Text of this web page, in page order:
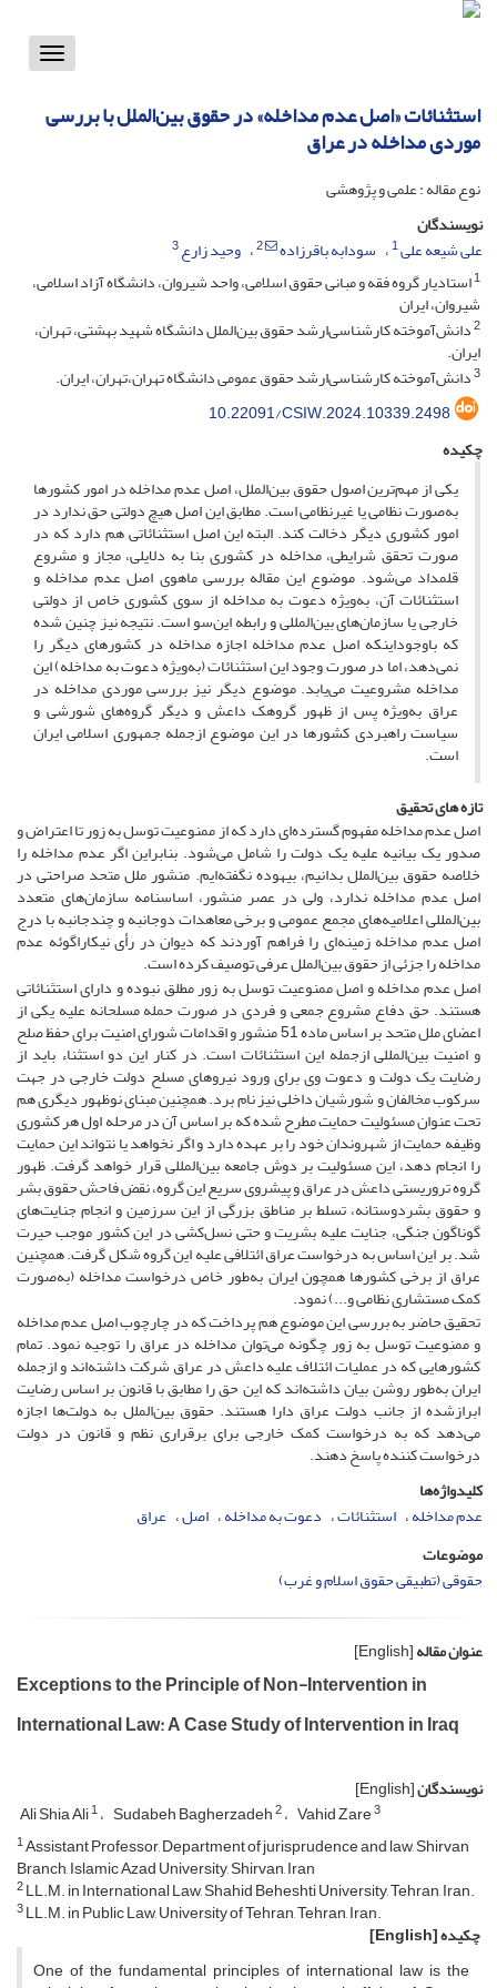
Toggle
استثنائات «اصل عدم مداخله» در حقوق بین‌الملل با بررسی
موردی مداخله در عراق
نوع مقاله : علمی و پژوهشی
نویسندگان
علی شیعه علی1 سودابه باقرزاده 2 وحید زارع3
1استادیار گروه فقه و مبانی حقوق اسلامی، واحد شیروان، دانشگاه آزاد اسلامی،
شیروان، ایران
2دانش‌آموخته کارشناسی‌ارشد حقوق بین‌الملل دانشگاه شهید بهشتی، تهران،
ایران.
3دانش‌آموخته کارشناسی‌ارشد حقوق عمومی دانشگاه تهران،تهران، ایران.
10.22091/CSIW.2024.10339.2498
چکیده
یکی از مهم‌ترین اصول حقوق بین‌الملل، اصل عدم مداخله در امور کشورها
به‌صورت نظامی یا غیرنظامی است. مطابق این اصل هیچ دولتی حق ندارد در
امور کشوری دیگر دخالت کند. البته این اصل استثنائاتی هم دارد که در
صورت تحقق شرایطی، مداخله در کشوری بنا به دلایلی، مجاز و مشروع
قلمداد می‌شود. موضوع این مقاله بررسی ماهوی اصل عدم مداخله و
استثنائات آن، به‌ویژه دعوت به مداخله از سوی کشوری خاص از دولتی
خارجی یا سازمان‌های بین‌المللی و رابطه این‌سو است. نتیجه نیز چنین شده
که باوجوداینکه اصل عدم مداخله اجازه مداخله در کشورهای دیگر را
نمی‌دهد، اما در صورت وجود این استثنائات (به‌ویژه دعوت به مداخله) این
مداخله مشروعیت می‌یابد. موضوع دیگر نیز بررسی موردی مداخله در
عراق به‌ویژه پس از ظهور گروهک داعش و دیگر گروه‌های شورشی و
سیاست راهبردی کشورها در این موضوع ازجمله جمهوری اسلامی ایران
است.
تازه های تحقیق
اصل عدم مداخله مفهوم گسترده‌ای دارد که از ممنوعیت توسل به زور تا اعتراض و
صدور یک بیانیه علیه یک دولت را شامل می‌شود. بنابراین اگر عدم مداخله را
خلاصه حقوق بین‌الملل بدانیم، بیهوده نگفته‌ایم. منشور ملل متحد صراحتی در
اصل عدم مداخله ندارد، ولی در عصر منشور، اساسنامه سازمان‌های متعدد
بین‌المللی اعلامیه‌های مجمع عمومی و برخی معاهدات دوجانبه و چندجانبه با درج
اصل عدم مداخله زمینه‌ای را فراهم آوردند که دیوان در رأی نیکاراگوئه عدم
مداخله را جزئی از حقوق بین‌الملل عرفی توصیف کرده است.
اصل عدم مداخله و اصل ممنوعیت توسل به زور مطلق نبوده و دارای استثنائاتی
هستند. حق دفاع مشروع جمعی و فردی در صورت حمله مسلحانه علیه یکی از
اعضای ملل متحد بر اساس ماده 51 منشور و اقدامات شورای امنیت برای حفظ صلح
و امنیت بین‌المللی ازجمله این استثنائات است. در کنار این دو استثناء باید از
رضایت یک دولت و دعوت وی برای ورود نیروهای مسلح دولت خارجی در جهت
سرکوب مخالفان و شورشیان داخلی نیز نام برد. همچنین مبنای نوظهور دیگری هم
تحت عنوان مسئولیت حمایت مطرح شده که بر اساس آن در مرحله اول هر کشوری
وظیفه حمایت از شهروندان خود را بر عهده دارد و اگر نخواهد یا نتواند این حمایت
را انجام دهد، این مسئولیت بر دوش جامعه بین‌المللی قرار خواهد گرفت. ظهور
گروه تروریستی داعش در عراق و پیشروی سریع این گروه، نقض فاحش حقوق بشر
و حقوق بشردوستانه، تسلط بر مناطق بزرگی از این سرزمین و انجام جنایت‌های
گوناگون جنگی، جنایت علیه بشریت و حتی نسل‌کشی در این کشور موجب حیرت
شد. بر این اساس به درخواست عراق ائتلافی علیه این گروه شکل گرفت. همچنین
عراق از برخی کشورها همچون ایران به‌طور خاص درخواست مداخله (به‌صورت
کمک مستشاری نظامی و...) نمود.
تحقیق حاضر به بررسی این موضوع هم پرداخت که در چارچوب اصل عدم مداخله
و ممنوعیت توسل به زور چگونه می‌توان مداخله در عراق را توجیه نمود. تمام
کشورهایی که در عملیات ائتلاف علیه داعش در عراق شرکت داشته‌اند و ازجمله
ایران به‌طور روشن بیان داشته‌اند که این حق را مطابق با قانون بر اساس رضایت
ابرازشده از جانب دولت عراق دارا هستند. حقوق بین‌الملل به دولت‌ها اجازه
می‌دهد که به درخواست کمک خارجی برای برقراری نظم و قانون در دولت
درخواست کننده پاسخ دهند.
کلیدواژه‌ها
عدم مداخله استثنائات دعوت به مداخله اصل عراق
موضوعات
حقوقی (تطبیقی حقوق اسلام و غرب)
عنوان مقاله[English]
Exceptions to the Principle of Non-Intervention in
International Law: A Case Study of Intervention in Iraq
نویسندگان[English]
Ali Shia Ali1 Sudabeh Bagherzadeh2 Vahid Zare3
1Assistant Professor, Department of jurisprudence and law, Shirvan
Branch, Islamic Azad University, Shirvan, Iran
2LL.M. in International Law, Shahid Beheshti University, Tehran, Iran.
3LL.M. in Public Law, University of Tehran, Tehran, Iran.
چکیده[English]
One of the fundamental principles of international law is the